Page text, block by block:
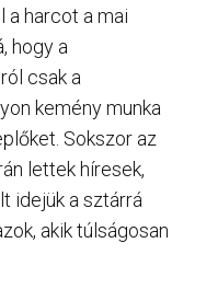
a harcot a mai
hogy a
csak a
kemény munka
Sokszor az
lettek híresek,
idejük a sztárrá
akik túlságosan